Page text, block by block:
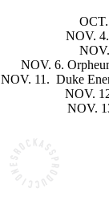
NOV.
NOV. 6.
NOV. 11. Duke
NOV.
NOV.